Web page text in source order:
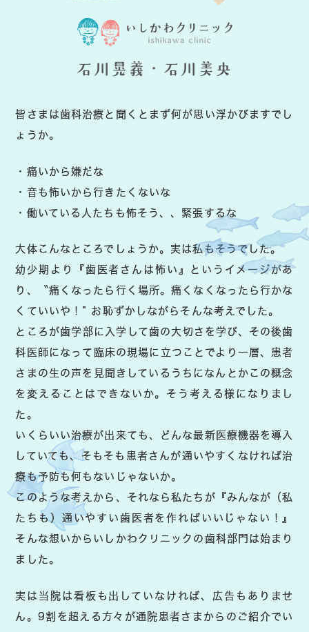
石川晃義・石川美央
皆さまは歯科治療と聞くとまず何が思い浮かびますでし
ょうか。
・痛いから嫌だな
・音も怖いから行きたくないな
・働いている人たちも怖そう、、緊張するな
大体こんなところでしょうか。実は私もそうでした。
幼少期より『歯医者さんは怖い』というイメージがあ
り、〝痛くなったら行く場所。痛くなくなったら行かな
くていいや！” お恥ずかしながらそんな考えでした。
ところが歯学部に入学して歯の大切さを学び、その後歯
科医師になって臨床の現場に立つことでより一層、患者
さまの生の声を見聞きしているうちになんとかこの概念
を変えることはできないか。そう考える様になりまし
た。
いくらいい治療が出来ても、どんな最新医療機器を導入
していても、そもそも患者さんが通いやすくなければ治
療も予防も何もないじゃないか。
このような考えから、それなら私たちが『みんなが（私
たちも）通いやすい歯医者を作ればいいじゃない！』
そんな想いからいしかわクリニックの歯科部門は始まり
ました。
実は当院は看板も出していなければ、広告もありませ
ん。9割を超える方々が通院患者さまからのご紹介でい